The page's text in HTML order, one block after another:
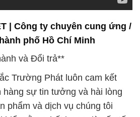
| Công ty chuyên cung ứng /
phố Hồ Chí Minh
và Đổi trả**
Trường Phát luôn cam kết
hàng sự tin tưởng và hài lòng
phẩm và dịch vụ chúng tôi